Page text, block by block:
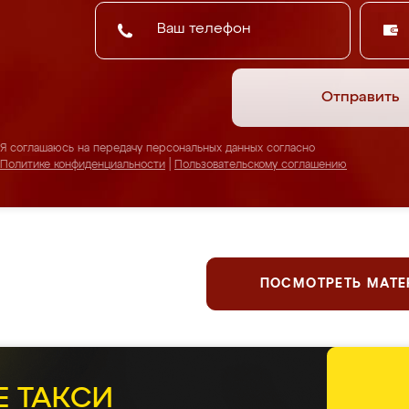
Отправить
Я соглашаюсь на передачу персональных данных согласно
Политике конфиденциальности
Пользовательскому соглашению
ПОСМОТРЕТЬ
ТАКСИ